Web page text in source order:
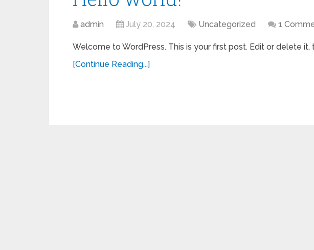
admin July 20, 2024 Uncategorized 1
Welcome to WordPress. This is your first post. Edit or delete it,
[Continue Reading...]